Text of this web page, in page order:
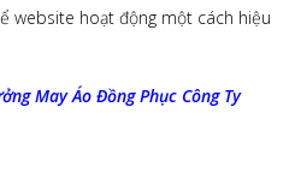
website hoạt động một cách hiệu
May Áo Đồng Phục Công Ty